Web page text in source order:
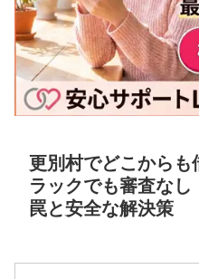
更別村でどこから
ラックでも審査な
罠と安全な解決策